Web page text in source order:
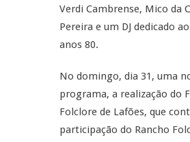
Verdi Cambrense, Mico da
Pereira e um DJ dedicado
anos 80.
No domingo, dia 31, uma
programa, a realização do
Folclore de Lafões, que
participação do Rancho